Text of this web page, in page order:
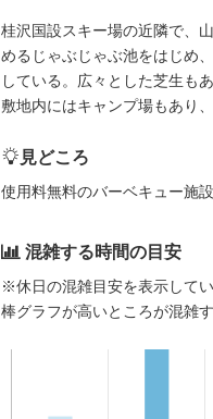
桂沢国設スキー場の近隣で、
めるじゃぶじゃぶ池をはじめ
している。広々とした芝生も
敷地内にはキャンプ場もあり
見どころ
使用料無料のバーベキュー施
混雑する時間の目安
※休日の混雑目安を表示してい
棒グラフが高いところが混雑